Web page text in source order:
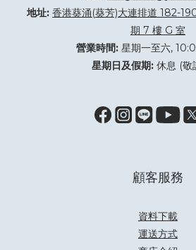
地址: 香港葵涌(葵芳)大連排道 182-
期 7 樓 G 室
營業時間: 星期一至六,
星期日及假期:休息 (敬
顧客服務
資料下載
運送方式